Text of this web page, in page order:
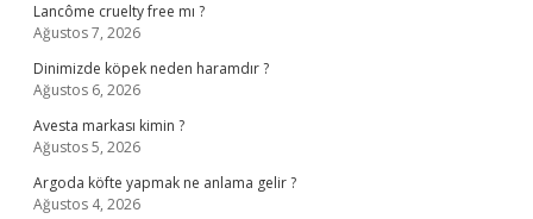
Lancôme cruelty free mı ?
Ağustos 7, 2026
Dinimizde köpek neden haramdır ?
Ağustos 6, 2026
Avesta markası kimin ?
Ağustos 5, 2026
Argoda köfte yapmak ne anlama gelir ?
Ağustos 4, 2026